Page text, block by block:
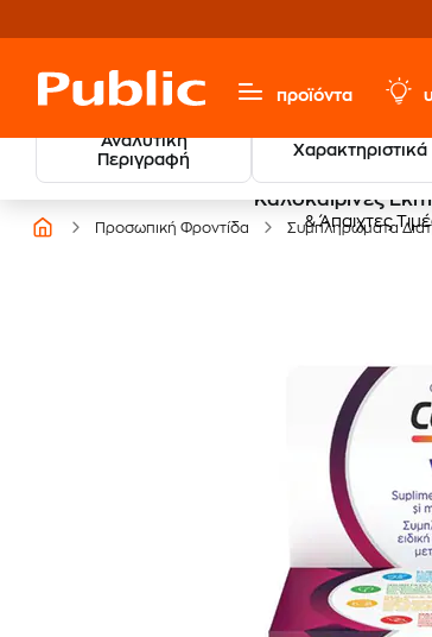
προϊόντα
Αναλυτική
Περιγραφή
Χαρακτηριστικά
Καλοκαιρινές
& Άπαιχτες
Προσωπική Φροντίδα Συμπληρώματα